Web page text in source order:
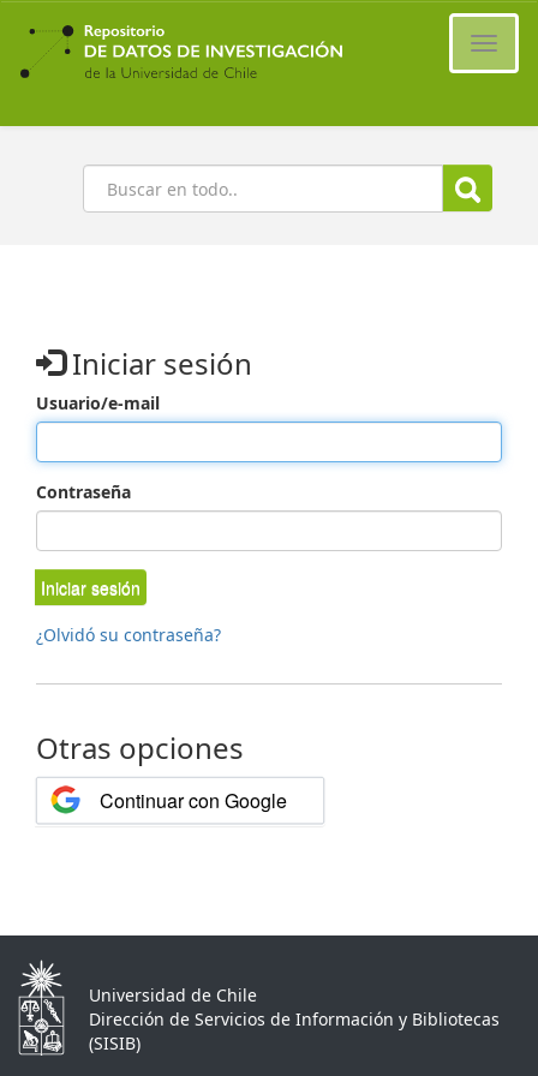
Ir
contenido
principal
Buscar
Iniciar sesión
Usuario/e-mail
Contraseña
Iniciar sesión
¿Olvidó su contraseña?
Otras opciones
Continuar con Google
Universidad de Chile
Dirección de Servicios de Información y Bibliotecas
(SISIB)